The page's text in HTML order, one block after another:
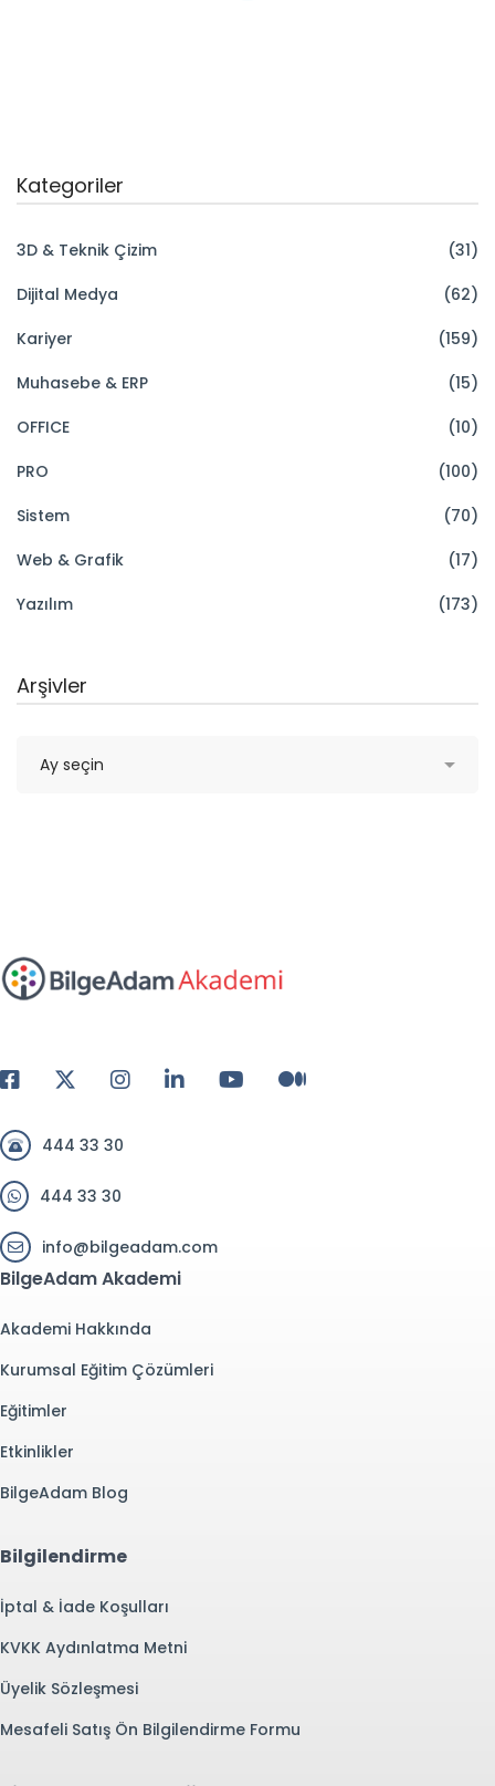
Kategoriler
3D & Teknik Çizim
(31)
Dijital Medya
(62)
Kariyer
(159)
Muhasebe & ERP
(15)
OFFICE
(10)
PRO
(100)
Sistem
(70)
Web & Grafik
(17)
Yazılım
(173)
Arşivler
444 33 30
444 33 30
info@bilgeadam.com
BilgeAdam Akademi
Akademi Hakkında
Kurumsal Eğitim Çözümleri
Eğitimler
Etkinlikler
BilgeAdam Blog
Bilgilendirme
İptal & İade Koşulları
KVKK Aydınlatma Metni
Üyelik Sözleşmesi
Mesafeli Satış Ön Bilgilendirme Formu